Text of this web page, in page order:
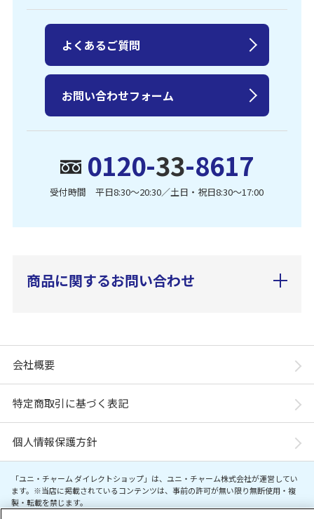
0120-33-8617
受付時間 平日8:30〜20:30／土日・祝日8:30〜17:00
よくあるご質問
お問い合わせフォーム
商品に関するお問い合わせ
会社概要
特定商取引に基づく表記
個人情報保護方針
「ユニ・チャーム ダイレクトショップ」は、ユニ・チャーム株式会社が運営してい
ます。※当店に掲載されているコンテンツは、事前の許可が無い限り無断使用・複
製・転載を禁じます。